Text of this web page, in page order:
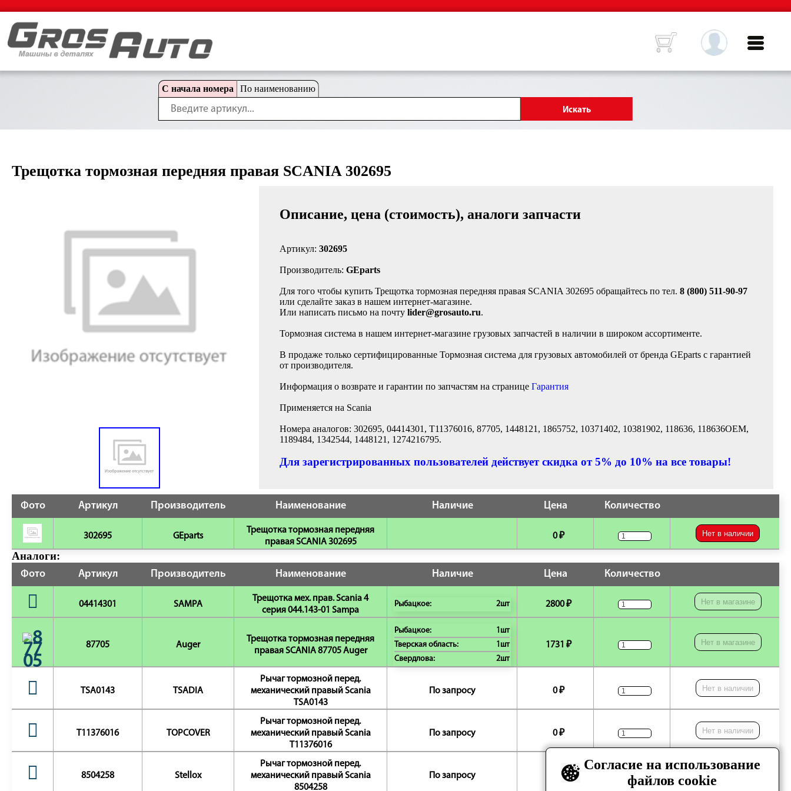
С начала номера По наименованию
Трещотка тормозная передняя правая SCANIA 302695
Описание, цена (стоимость), аналоги запчасти
Артикул: 302695
Производитель: GEparts
Для того чтобы купить Трещотка тормозная передняя правая SCANIA 302695 обращайтесь по тел. 8 (800) 511-90-97
или сделайте заказ в нашем интернет-магазине.
Или написать письмо на почту lider@grosauto.ru.
Тормозная система в нашем интернет-магазине грузовых запчастей в наличии в широком ассортименте.
В продаже только сертифицированные Тормозная система для грузовых автомобилей от бренда GEparts с гарантией
от производителя.
Информация о возврате и гарантии по запчастям на странице Гарантия
Применяется на Scania
Номера аналогов: 302695, 04414301, T11376016, 87705, 1448121, 1865752, 10371402, 10381902, 118636, 118636OEM,
1189484, 1342544, 1448121, 1274216795.
Для зарегистрированных пользователей действует скидка от 5% до 10% на все товары!
Фото Артикул Производитель Наименование Наличие Цена Количество
302695 GEparts
Трещотка тормозная передняя
правая SCANIA 302695
0 ₽ Нет в наличии
Аналоги:
Фото Артикул Производитель Наименование Наличие Цена Количество
04414301 SAMPA
Трещотка мех. прав. Scania 4
серия 044.143-01 Sampa
Рыбацкое: 2шт 2800 ₽ Нет в магазине
87705 Auger
Трещотка тормозная передняя
правая SCANIA 87705 Auger
Рыбацкое:
1шт
Тверская область:
1шт
Свердлова:
2шт
1731 ₽ Нет в магазине
TSA0143 TSADIA
Рычаг тормозной перед.
механический правый Scania
TSA0143
По запросу 0 ₽ Нет в наличии
T11376016 TOPCOVER
Рычаг тормозной перед.
механический правый Scania
T11376016
По запросу 0 ₽ Нет в наличии
8504258 Stellox
Рычаг тормозной перед.
механический правый Scania
8504258
По запросу 0 ₽
Согласие на использование
файлов cookie